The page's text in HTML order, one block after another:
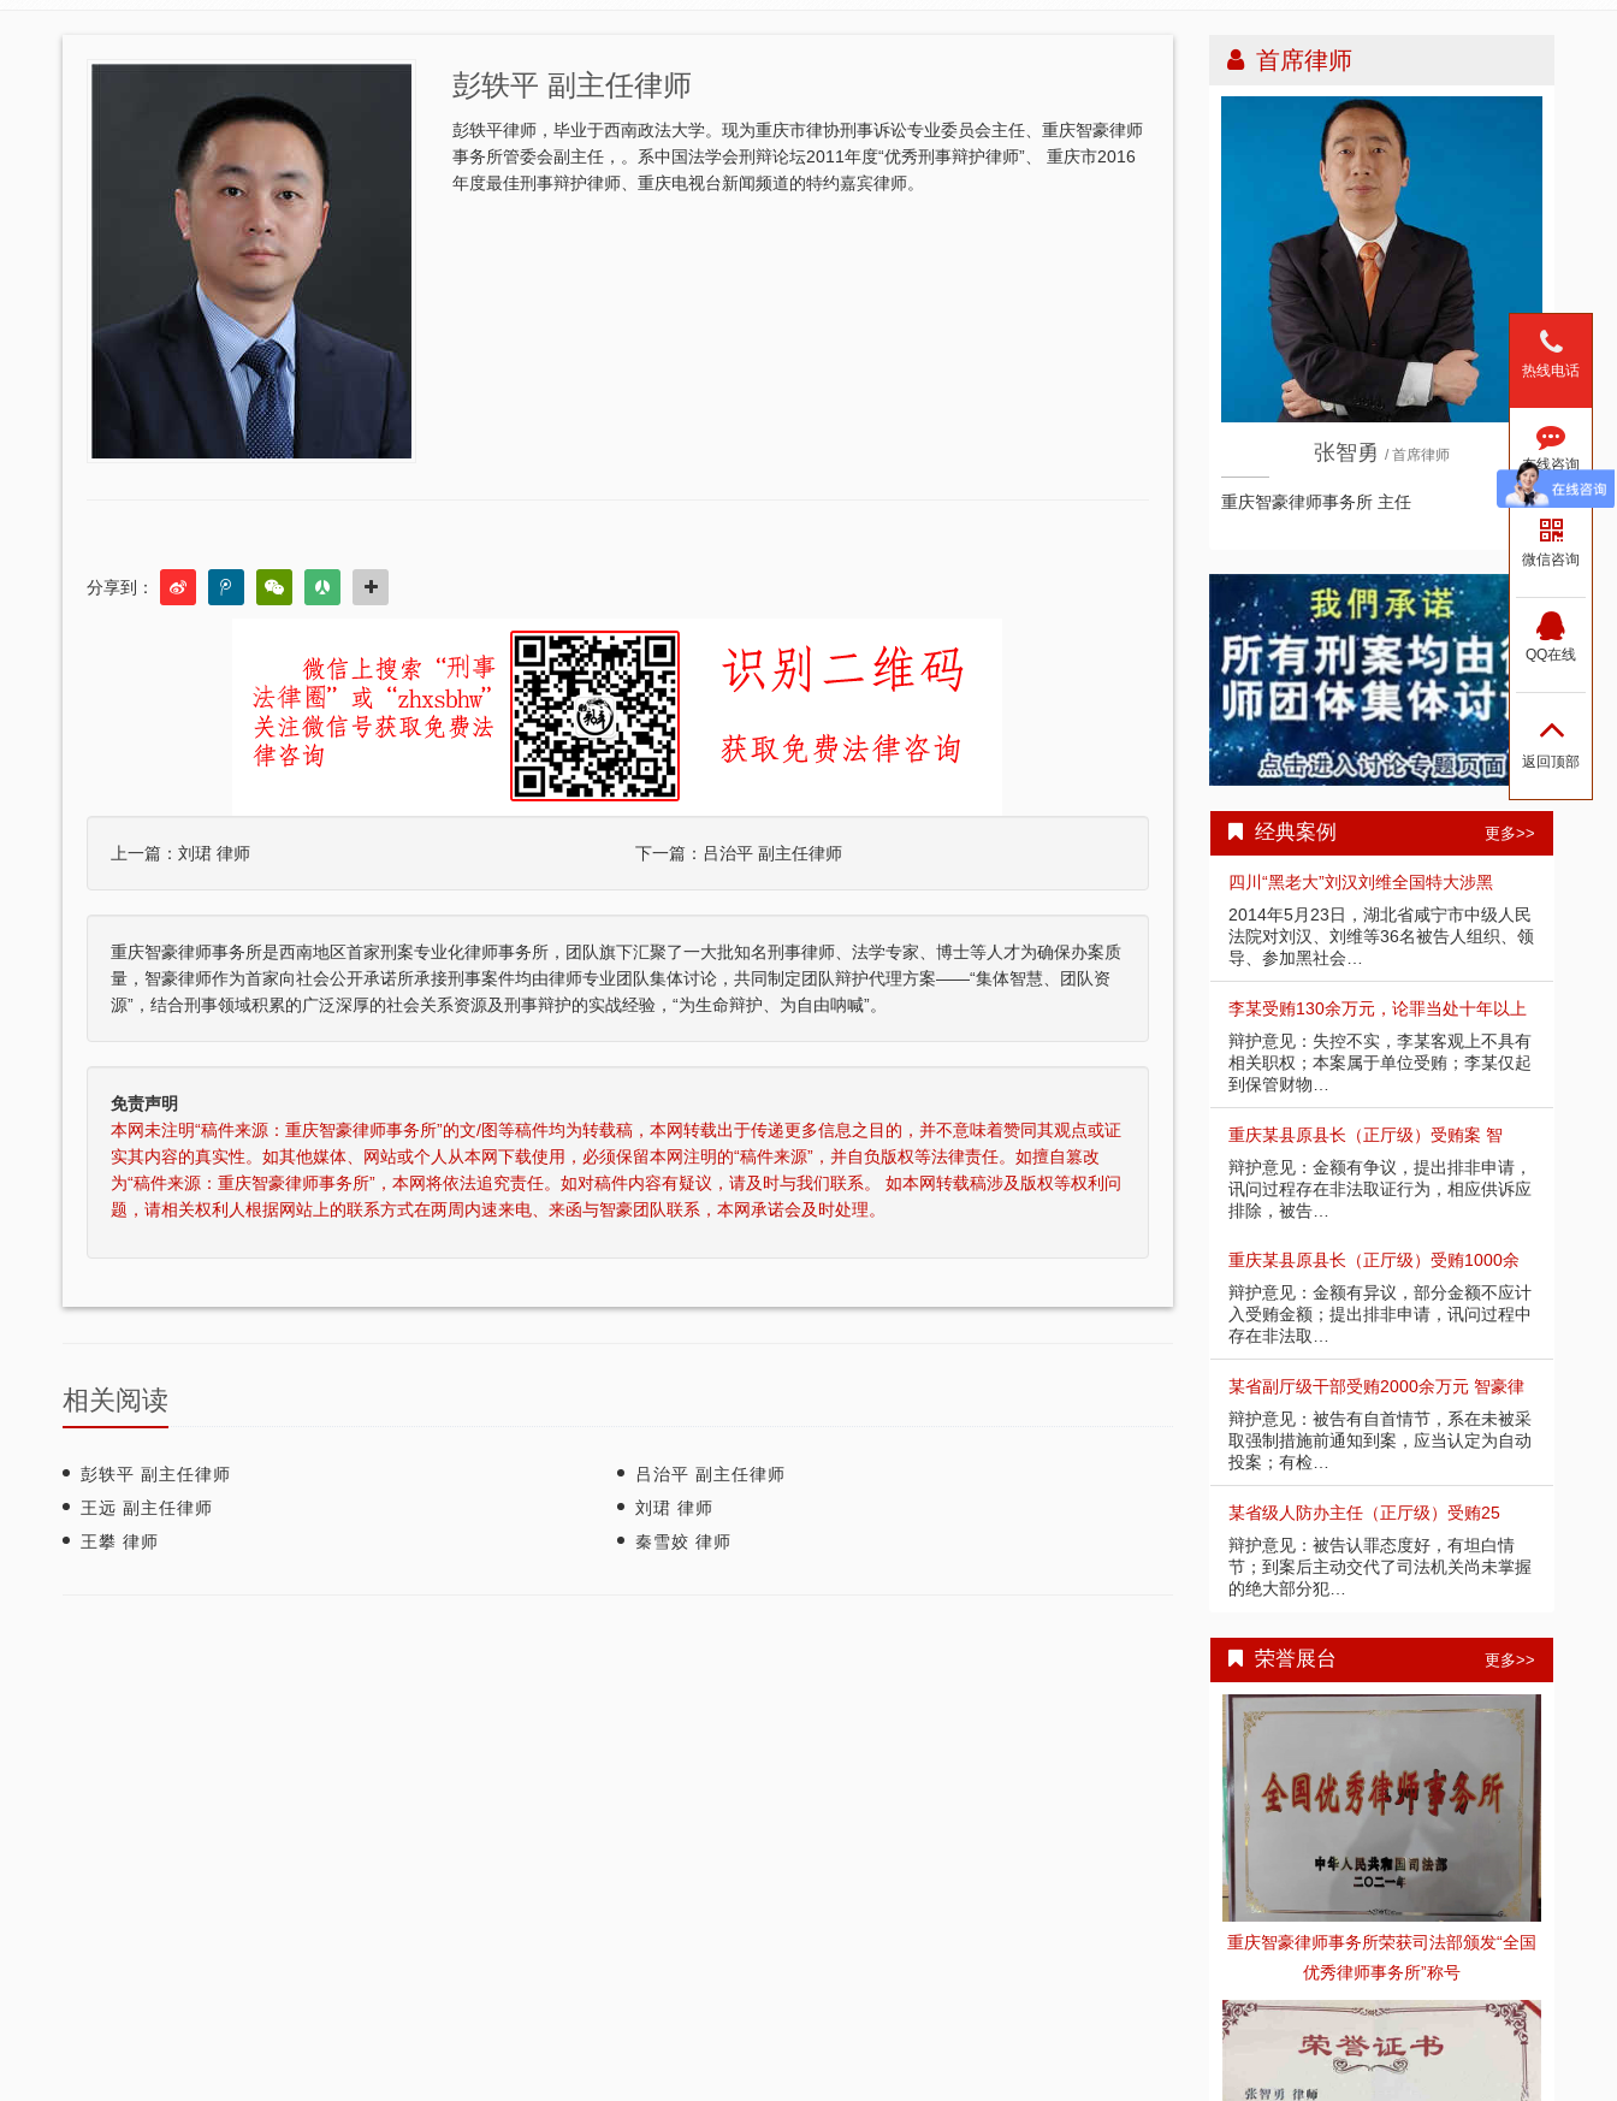
彭轶平 副主任律师
彭轶平律师，毕业于西南政法大学。现为重庆市律协刑事诉讼专业委员会主任、重庆智豪律师
事务所管委会副主任，。系中国法学会刑辩论坛2011年度“优秀刑事辩护律师”、 重庆市2016
年度最佳刑事辩护律师、重庆电视台新闻频道的特约嘉宾律师。
分享到：
上一篇： 刘珺 律师 下一篇： 吕治平 副主任律师
重庆智豪律师事务所是西南地区首家刑案专业化律师事务所，团队旗下汇聚了一大批知名刑事律师、法学专家、博士等人才为确保办案质
量，智豪律师作为首家向社会公开承诺所承接刑事案件均由律师专业团队集体讨论，共同制定团队辩护代理方案——“集体智慧、团队资
源”，结合刑事领域积累的广泛深厚的社会关系资源及刑事辩护的实战经验，“为生命辩护、为自由呐喊”。
免责声明
本网未注明“稿件来源：重庆智豪律师事务所”的文/图等稿件均为转载稿，本网转载出于传递更多信息之目的，并不意味着赞同其观点或证
实其内容的真实性。如其他媒体、网站或个人从本网下载使用，必须保留本网注明的“稿件来源”，并自负版权等法律责任。如擅自篡改
为“稿件来源：重庆智豪律师事务所”，本网将依法追究责任。如对稿件内容有疑议，请及时与我们联系。 如本网转载稿涉及版权等权利问
题，请相关权利人根据网站上的联系方式在两周内速来电、来函与智豪团队联系，本网承诺会及时处理。
相关阅读
彭轶平 副主任律师
吕治平 副主任律师
王远 副主任律师
刘珺 律师
王攀 律师
秦雪姣 律师
首席律师
张智勇 / 首席律师
重庆智豪律师事务所 主任
经典案例 更多>>
四川“黑老大”刘汉刘维全国特大涉黑
2014年5月23日，湖北省咸宁市中级人民
法院对刘汉、刘维等36名被告人组织、领
导、参加黑社会…
李某受贿130余万元，论罪当处十年以上
辩护意见：失控不实，李某客观上不具有
相关职权；本案属于单位受贿；李某仅起
到保管财物…
重庆某县原县长（正厅级）受贿案 智
辩护意见：金额有争议，提出排非申请，
讯问过程存在非法取证行为，相应供诉应
排除，被告…
重庆某县原县长（正厅级）受贿1000余
辩护意见：金额有异议，部分金额不应计
入受贿金额；提出排非申请，讯问过程中
存在非法取…
某省副厅级干部受贿2000余万元 智豪律
辩护意见：被告有自首情节，系在未被采
取强制措施前通知到案，应当认定为自动
投案；有检…
某省级人防办主任（正厅级）受贿25
辩护意见：被告认罪态度好，有坦白情
节；到案后主动交代了司法机关尚未掌握
的绝大部分犯…
荣誉展台 更多>>
重庆智豪律师事务所荣获司法部颁发“全国
优秀律师事务所”称号
热线电话
在线咨询
微信咨询
QQ在线
返回顶部